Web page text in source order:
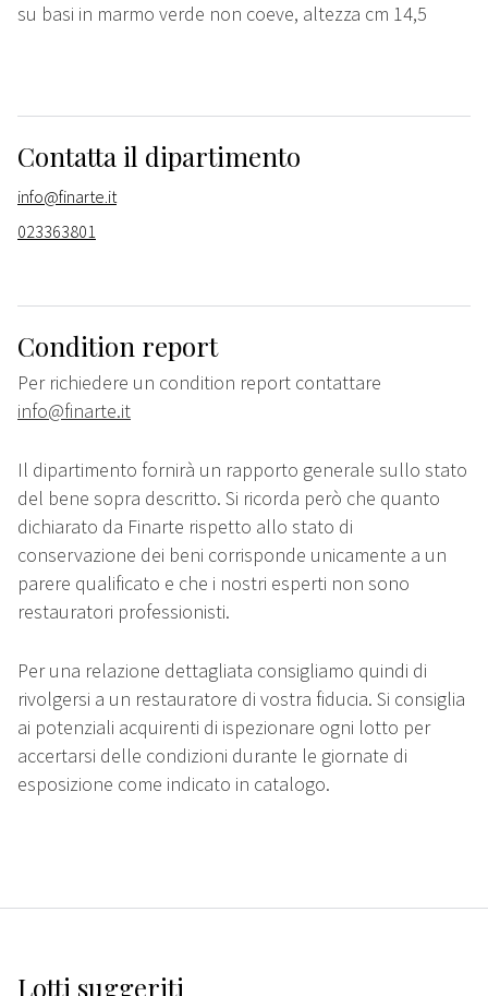
su basi in marmo verde non coeve, altezza cm 14,5
Contatta il dipartimento
info@finarte.it
023363801
Condition report
Per richiedere un condition report contattare
info@finarte.it
Il dipartimento fornirà un rapporto generale sullo stato
del bene sopra descritto. Si ricorda però che quanto
dichiarato da Finarte rispetto allo stato di
conservazione dei beni corrisponde unicamente a un
parere qualificato e che i nostri esperti non sono
restauratori professionisti.
Per una relazione dettagliata consigliamo quindi di
rivolgersi a un restauratore di vostra fiducia. Si consiglia
ai potenziali acquirenti di ispezionare ogni lotto per
accertarsi delle condizioni durante le giornate di
esposizione come indicato in catalogo.
Lotti suggeriti